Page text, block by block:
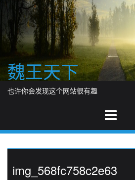
content
魏王天下
也许你会发现这个网站很有趣
img_568fc758c2e63